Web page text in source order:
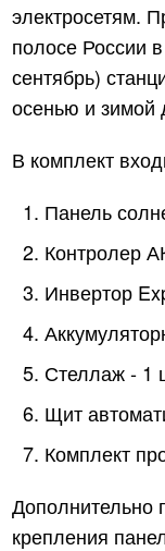
электросетям.
полосе России
сентябрь)
осенью и зимой
В комплект
Панель
Контролер
Инвертор
Стеллаж ‑ 1
Щит
Комплект
Дополнительно
крепления